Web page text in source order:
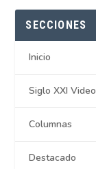
SECCIONES
Inicio
Siglo XXI Video
Columnas
Destacado